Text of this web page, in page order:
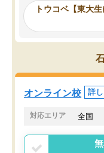
ーティングを行い、
見てから講師を決定
す。
うちの子は、初回面
オンラインツールを
共有があり宿題もそ
でした。
言う事で講師変更の
まりに短期での変更
トウコベ【東大
オンライン校 詳
対応エリア 全国